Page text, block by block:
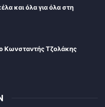
και όλα για όλα στη
Κωνσταντής Τζολάκης